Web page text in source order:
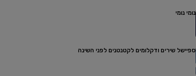
נומי נומי
ספיישל שירים ודקלומים לקטנטנים לפני השינה